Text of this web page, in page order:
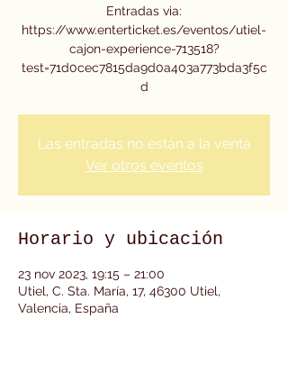
Entradas via:
https://www.enterticket.es/eventos/utiel-
cajon-experience-713518?
test=71d0cec7815da9d0a403a773bda3f5c
d
Las entradas no están a la venta
Ver otros eventos
Horario y ubicación
23 nov 2023, 19:15 – 21:00
Utiel, C. Sta. María, 17, 46300 Utiel,
Valencia, España